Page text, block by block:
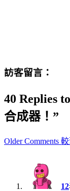
訪客留言：
40 Replies
合成器！”
Comment
Older Comments
12